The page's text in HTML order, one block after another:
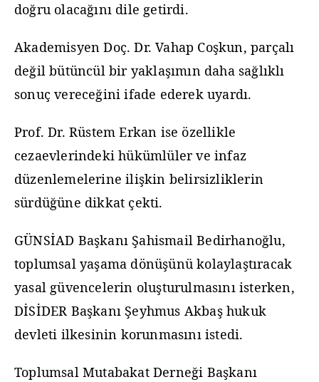
doğru olacağını dile getirdi.
Akademisyen Doç. Dr. Vahap Coşkun, parçalı
değil bütüncül bir yaklaşımın daha sağlıklı
sonuç vereceğini ifade ederek uyardı.
Prof. Dr. Rüstem Erkan ise özellikle
cezaevlerindeki hükümlüler ve infaz
düzenlemelerine ilişkin belirsizliklerin
sürdüğüne dikkat çekti.
GÜNSİAD Başkanı Şahismail Bedirhanoğlu,
toplumsal yaşama dönüşünü kolaylaştıracak
yasal güvencelerin oluşturulmasını isterken,
DİSİDER Başkanı Şeyhmus Akbaş hukuk
devleti ilkesinin korunmasını istedi.
Toplumsal Mutabakat Derneği Başkanı